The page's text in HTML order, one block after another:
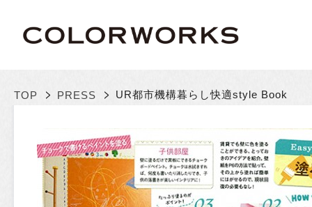
TOP > PRESS > UR都市機構暮らし快適style Book